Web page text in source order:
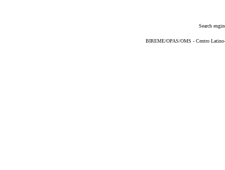
Search
BIREME/OPAS/OMS - Centro Latino-